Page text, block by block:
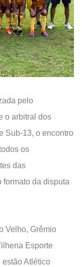
pelo
o arbitral dos
Sub-13, o encontro
os
das
formato da disputa
Velho, Grêmio
Esporte
estão Atlético